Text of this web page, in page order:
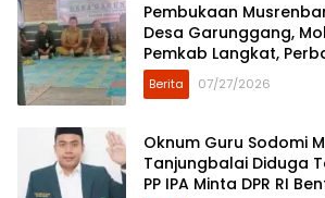
Pembukaan
Desa Garunggang,
Pemkab Langkat,
di Dusun Mejuah-Juah
Berita 07/27/2026
Oknum Guru Sodomi
Tanjungbalai Diduga
PP IPA Minta DPR RI